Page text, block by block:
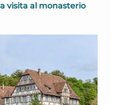
visita al monasterio